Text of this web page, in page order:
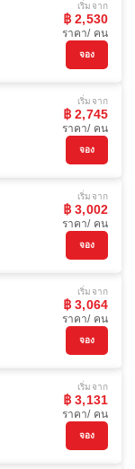
เริ่มจาก
฿ 2,530
ราคา/ คน
จอง
เริ่มจาก
฿ 2,745
ราคา/ คน
จอง
เริ่มจาก
฿ 3,002
ราคา/ คน
จอง
เริ่มจาก
฿ 3,064
ราคา/ คน
จอง
เริ่มจาก
฿ 3,131
ราคา/ คน
จอง